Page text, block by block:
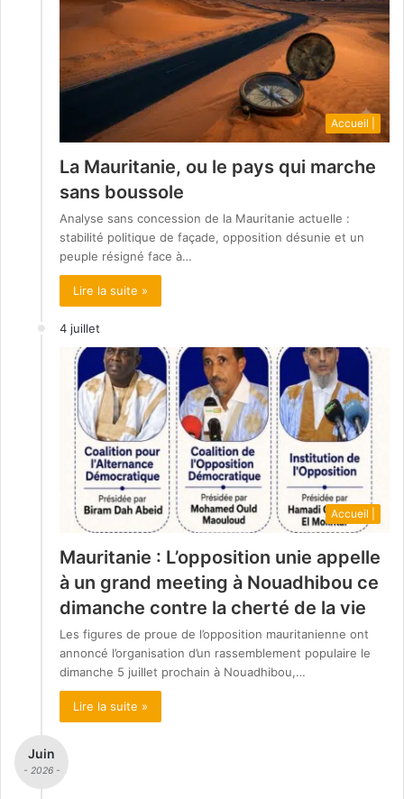
Accueil |
La Mauritanie, ou le pays qui marche
sans boussole
Analyse sans concession de la Mauritanie actuelle :
stabilité politique de façade, opposition désunie et un
peuple résigné face à…
Lire la suite »
4 juillet
Accueil |
Mauritanie : L’opposition unie appelle
à un grand meeting à Nouadhibou ce
dimanche contre la cherté de la vie
Les figures de proue de l’opposition mauritanienne ont
annoncé l’organisation d’un rassemblement populaire le
dimanche 5 juillet prochain à Nouadhibou,…
Lire la suite »
Juin
- 2026 -